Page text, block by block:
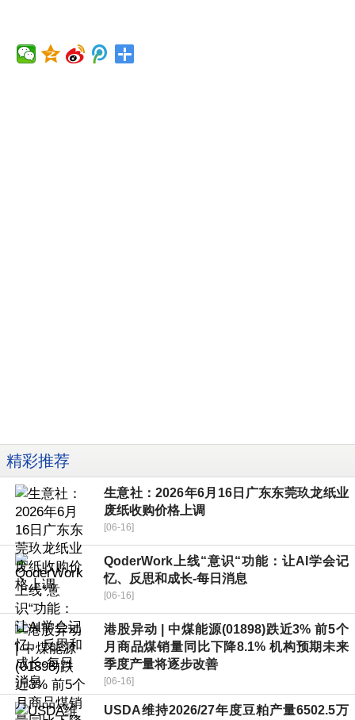
精彩推荐
生意社：2026年6月16日广东东莞玖龙纸业
废纸收购价格上调
[06-16]
QoderWork上线“意识“功能：让AI学会记
忆、反思和成长-每日消息
[06-16]
港股异动 | 中煤能源(01898)跌近3% 前5个
月商品煤销量同比下降8.1% 机构预期未来
季度产量将逐步改善
[06-16]
USDA维持2026/27年度豆粕产量6502.5万